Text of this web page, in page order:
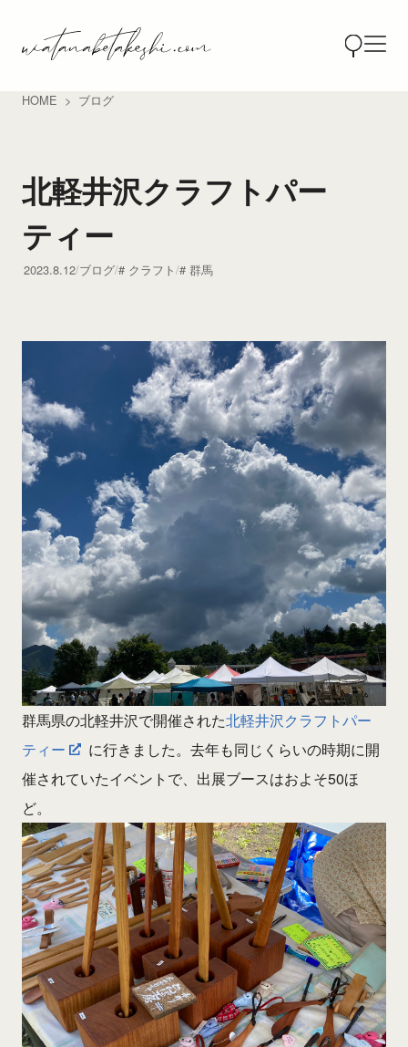
HOME ブログ
北軽井沢クラフトパー
ティー
2023.8.12 ブログ クラフト 群馬
群馬県の北軽井沢で開催された北軽井沢クラフトパー
ティー
に行きました。去年も同じくらいの時期に開
催されていたイベントで、出展ブースはおよそ50ほ
ど。